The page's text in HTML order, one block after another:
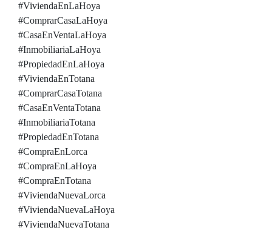
#ViviendaEnLaHoya
#ComprarCasaLaHoya
#CasaEnVentaLaHoya
#InmobiliariaLaHoya
#PropiedadEnLaHoya
#ViviendaEnTotana
#ComprarCasaTotana
#CasaEnVentaTotana
#InmobiliariaTotana
#PropiedadEnTotana
#CompraEnLorca
#CompraEnLaHoya
#CompraEnTotana
#ViviendaNuevaLorca
#ViviendaNuevaLaHoya
#ViviendaNuevaTotana